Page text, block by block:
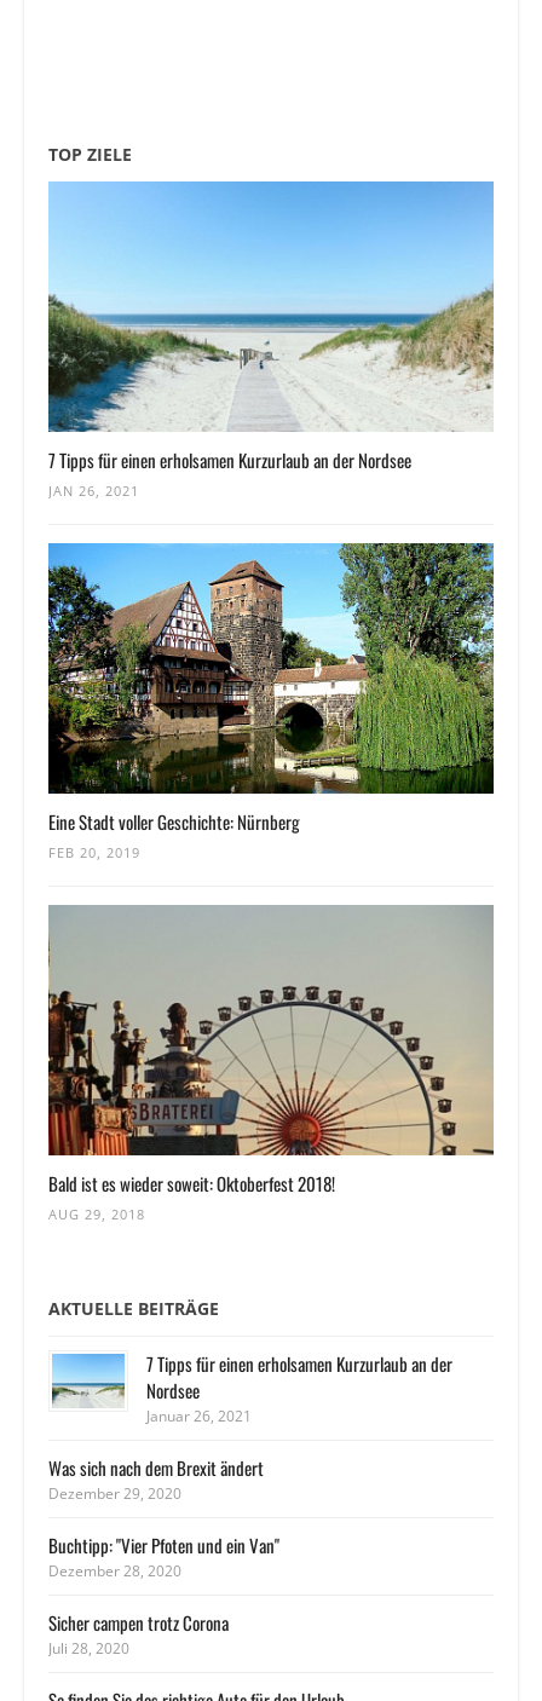
TOP ZIELE
7 Tipps für einen erholsamen Kurzurlaub an der Nordsee
JAN 26, 2021
Eine Stadt voller Geschichte: Nürnberg
FEB 20, 2019
Bald ist es wieder soweit: Oktoberfest 2018!
AUG 29, 2018
AKTUELLE BEITRÄGE
7 Tipps für einen erholsamen Kurzurlaub an der
Nordsee
Januar 26, 2021
Was sich nach dem Brexit ändert
Dezember 29, 2020
Buchtipp: "Vier Pfoten und ein Van"
Dezember 28, 2020
Sicher campen trotz Corona
Juli 28, 2020